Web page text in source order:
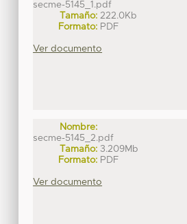
secme-5145_1.pdf
Tamaño: 222.0Kb
Formato: PDF
Ver documento
Nombre:
secme-5145_2.pdf
Tamaño: 3.209Mb
Formato: PDF
Ver documento